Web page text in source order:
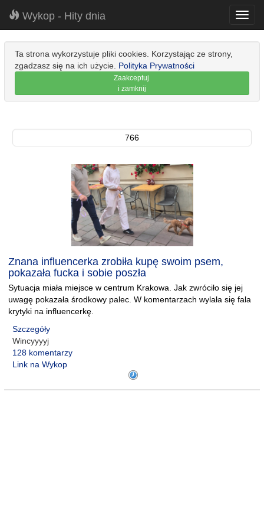
Wykop - Hity dnia
Ta strona wykorzystuje pliki cookies. Korzystając ze strony,
zgadzasz się na ich użycie. Polityka Prywatności
Zaakceptuj
i zamknij
766
Znana influencerka zrobiła kupę swoim psem,
pokazała fucka i sobie poszła
Sytuacja miała miejsce w centrum Krakowa. Jak zwróciło się jej
uwagę pokazała środkowy palec. W komentarzach wylała się fala
krytyki na influencerkę.
Szczegóły
Wincyyyyj
128 komentarzy
Link na Wykop